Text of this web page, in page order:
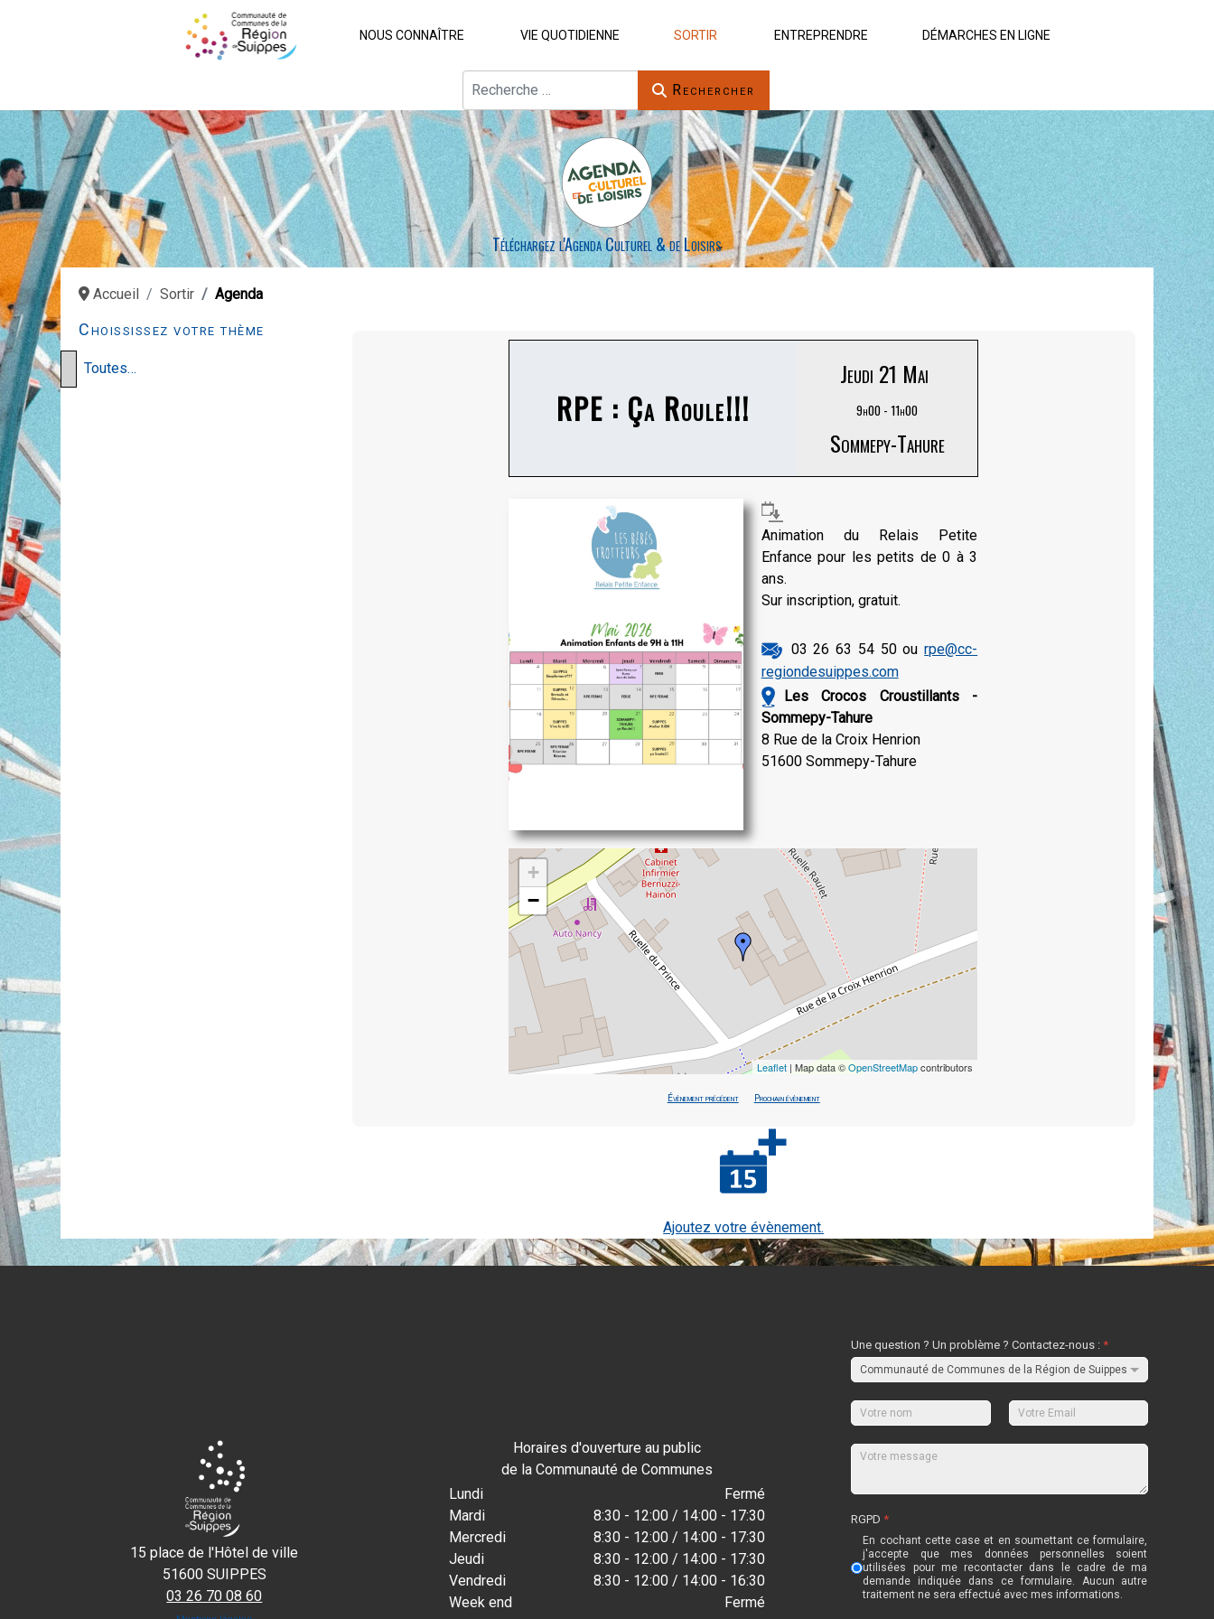
NOUS CONNAÎTRE VIE QUOTIDIENNE SORTIR ENTREPRENDRE DÉMARCHES EN LIGNE
Rechercher
Téléchargez l'Agenda Culturel & de Loisirs
Accueil Sortir Agenda
Choississez votre thème
Toutes…
RPE : Ça Roule!!!
Jeudi 21 Mai
9h00 - 11h00
Sommepy-Tahure
Animation du Relais Petite
Enfance pour les petits de 0 à 3
ans.
Sur inscription, gratuit.
03 26 63 54 50 ourpe@cc-
regiondesuippes.com
Les Crocos Croustillants -
Sommepy-Tahure
8 Rue de la Croix Henrion
51600 Sommepy-Tahure
+
−
Leaflet | Map data ©OpenStreetMapcontributors
Évènement précédent Prochain évènement
Ajoutez votre évènement.
15 place de l'Hôtel de ville
51600 SUIPPES
03 26 70 08 60
Horaires d'ouverture au public
de la Communauté de Communes
Lundi
Fermé
Mardi
8:30 - 12:00 / 14:00 - 17:30
Mercredi
8:30 - 12:00 / 14:00 - 17:30
Jeudi
8:30 - 12:00 / 14:00 - 17:30
Vendredi
8:30 - 12:00 / 14:00 - 16:30
Week end
Fermé
Une question ? Un problème ? Contactez-nous :*
RGPD*
En cochant cette case et en soumettant ce formulaire,
j'accepte que mes données personnelles soient
utilisées pour me recontacter dans le cadre de ma
demande indiquée dans ce formulaire. Aucun autre
traitement ne sera effectué avec mes informations.